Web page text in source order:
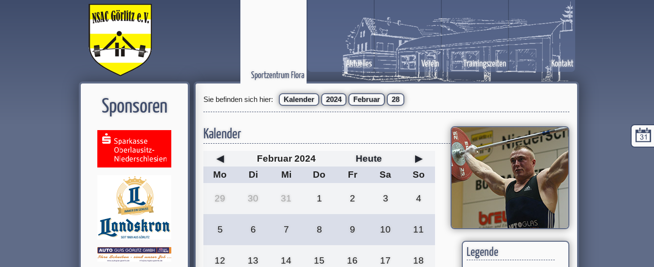
Sportzentrum Flora
Aktuelles Verein Trainingszeiten Kontakt
Sie befinden sich hier: Kalender 2024 Februar 28
Legende
Kalender
◀ Februar 2024 Heute
▶
Mo
Di Mi Do Fr Sa So
29 30 31 1 2 3 4
5 6 7 8 9 10 11
12 13 14 15 16 17 18
Sponsoren